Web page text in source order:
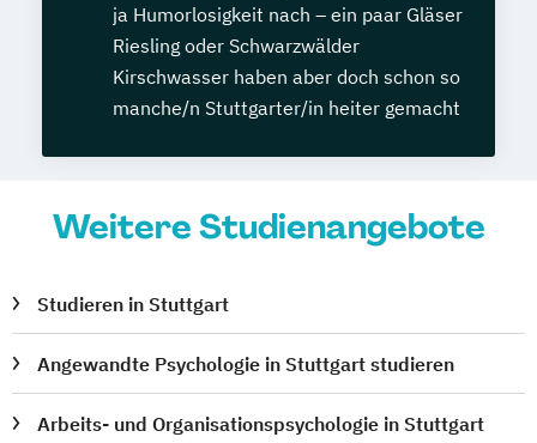
ja Humorlosigkeit nach – ein paar Gläser
Riesling oder Schwarzwälder
Kirschwasser haben aber doch schon so
manche/n Stuttgarter/in heiter gemacht
Weitere Studienangebote
Studieren in Stuttgart
Angewandte Psychologie in Stuttgart studieren
Arbeits- und Organisationspsychologie in Stuttgart